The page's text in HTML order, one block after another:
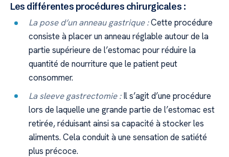
Les différentes procédures chirurgicales :
La pose d’un anneau gastrique :Cette procédure
consiste à placer un anneau réglable autour de la
partie supérieure de l’estomac pour réduire la
quantité de nourriture que le patient peut
consommer.
La sleeve gastrectomie :Il s’agit d’une procédure
lors de laquelle une grande partie de l’estomac est
retirée, réduisant ainsi sa capacité à stocker les
aliments. Cela conduit à une sensation de satiété
plus précoce.